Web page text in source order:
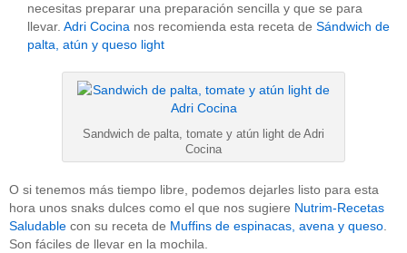
necesitas preparar una preparación sencilla y que se para
llevar. Adri Cocina nos recomienda esta receta de Sándwich de
palta, atún y queso light
Sandwich de palta, tomate y atún light de Adri
Cocina
O si tenemos más tiempo libre, podemos dejarles listo para esta
hora unos snaks dulces como el que nos sugiere Nutrim-Recetas
Saludable con su receta de Muffins de espinacas, avena y queso.
Son fáciles de llevar en la mochila.